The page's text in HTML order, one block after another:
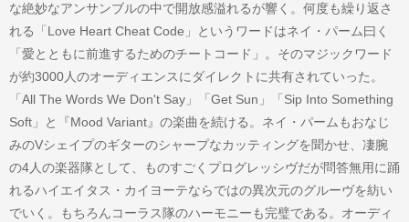
な絶妙なアンサンブルの中で開放感溢れるが響く。何度も繰り返さ
れる「Love Heart Cheat Code」というワードはネイ・パーム曰く
「愛とともに前進するためのチートコード」。そのマジックワード
が約3000人のオーディエンスにダイレクトに共有されていった。
「All The Words We Don't Say」「Get Sun」「Sip Into Something
Soft」と『Mood Variant』の楽曲を続ける。ネイ・パームもおなじ
みのVシェイプのギターのシャープなカッティングを聞かせ、凄腕
の4人の楽器隊として、ものすごくプログレッシヴだが問答無用に踊
れるハイエイタス・カイヨーテならではの異次元のグルーヴを紡い
でいく。もちろんコーラス隊のハーモニーも完璧である。オーディ